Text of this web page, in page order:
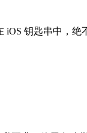
钥匙串中，绝